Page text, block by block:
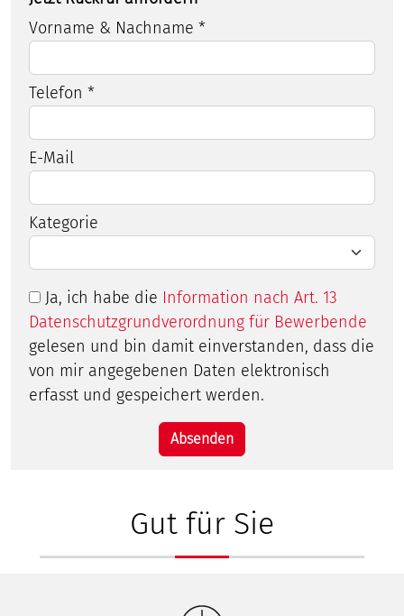
Vorname & Nachname *
Telefon *
E-Mail
Kategorie
Ja, ich habe die Information nach Art. 13
Datenschutzgrundverordnung für Bewerbende
gelesen und bin damit einverstanden, dass die
von mir angegebenen Daten elektronisch
erfasst und gespeichert werden.
Gut für Sie